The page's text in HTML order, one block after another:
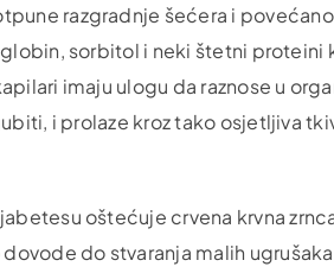
razgradnje šećera i
sorbitol i neki štetni proteini
imaju ulogu da raznose u
i prolaze kroz tako osjetljiva
oštećuje crvena krvna
do stvaranja malih